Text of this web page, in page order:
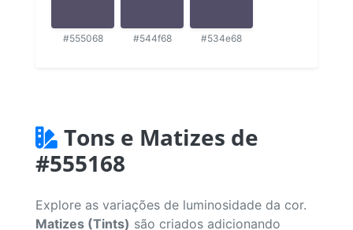
#555068 #544f68 #534e68
Tons e Matizes de
#555168
Explore as variações de luminosidade da cor.
Matizes (Tints) são criados adicionando